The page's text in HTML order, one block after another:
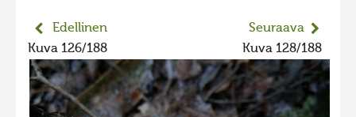
2025 kuvakilpailu lisä
Liikuvad kuvad 2025
Hiisien kuvakilpailu 2024
Edellinen
Kuva 126/188
Seuraava
Kuva 128/188